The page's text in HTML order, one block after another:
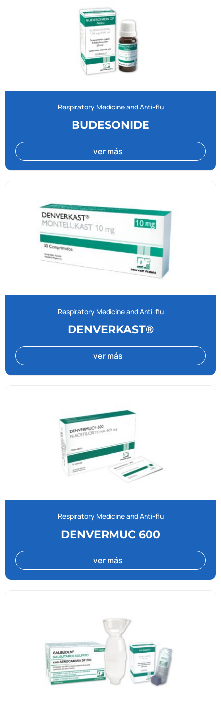
Respiratory Medicine and Anti-flu
BUDESONIDE
ver más
Respiratory Medicine and Anti-flu
DENVERKAST®
ver más
Respiratory Medicine and Anti-flu
DENVERMUC 600
ver más